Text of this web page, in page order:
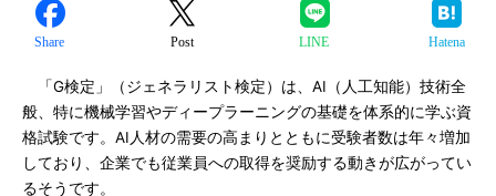
Share Post LINE Hatena
「G検定」（ジェネラリスト検定）は、AI（人工知能）技術全
般、特に機械学習やディープラーニングの基礎を体系的に学ぶ資
格試験です。AI人材の需要の高まりとともに受験者数は年々増加
しており、企業でも従業員への取得を奨励する動きが広がってい
るそうです。